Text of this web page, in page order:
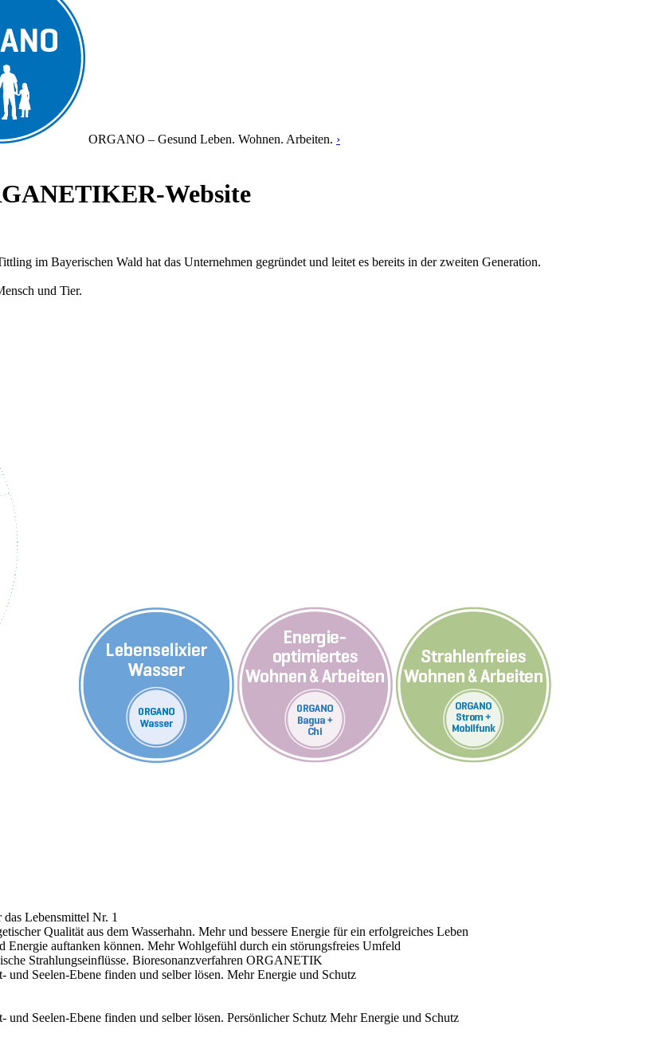
ORGANO – Gesund Leben. Wohnen. Arbeiten. ›
Website
im Bayerischen Wald hat das Unternehmen gegründet und leitet es bereits in der zweiten Generation.
und Tier.
Lebensmittel Nr. 1
Qualität aus dem Wasserhahn. Mehr und bessere Energie für ein erfolgreiches Leben
Energie auftanken können. Mehr Wohlgefühl durch ein störungsfreies Umfeld
Strahlungseinflüsse. Bioresonanzverfahren ORGANETIK
Seelen-Ebene finden und selber lösen. Mehr Energie und Schutz
Seelen-Ebene finden und selber lösen. Persönlicher Schutz Mehr Energie und Schutz